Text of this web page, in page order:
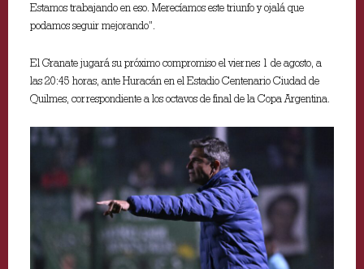
Estamos trabajando en eso. Merecíamos este triunfo y ojalá que
podamos seguir mejorando”.
El Granate jugará su próximo compromiso el viernes 1 de agosto, a
las 20:45 horas, ante Huracán en el Estadio Centenario Ciudad de
Quilmes, correspondiente a los octavos de final de la Copa Argentina.